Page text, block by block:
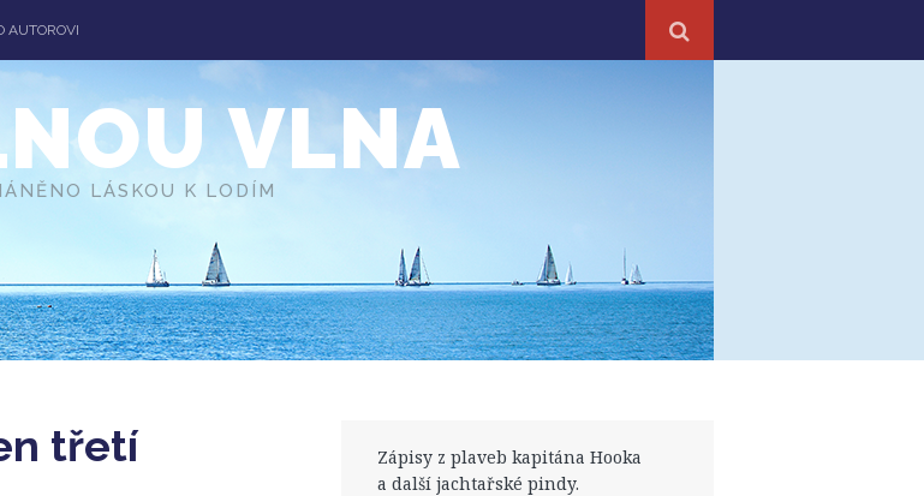
AUTOROVI
VLNA
LÁSKOU K LODÍM
třetí
Zápisy z plaveb kapitána Hooka
a další jachtařské pindy.